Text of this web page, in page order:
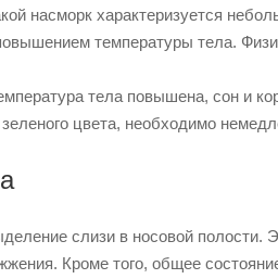
насморк характеризуется
температуры тела.
тела повышена, сон и
цвета, необходимо
слизи в носовой полости.
Кроме того, общее